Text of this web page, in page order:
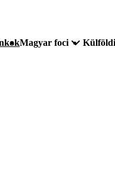
Magyar foci